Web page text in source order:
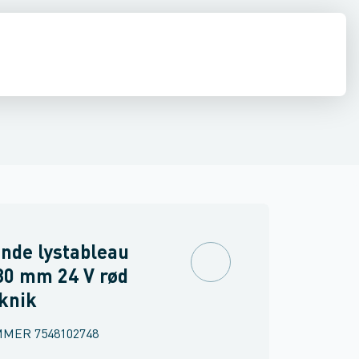
materiel
signaludstyr
lystableau
mm 24 V rød
7548102748